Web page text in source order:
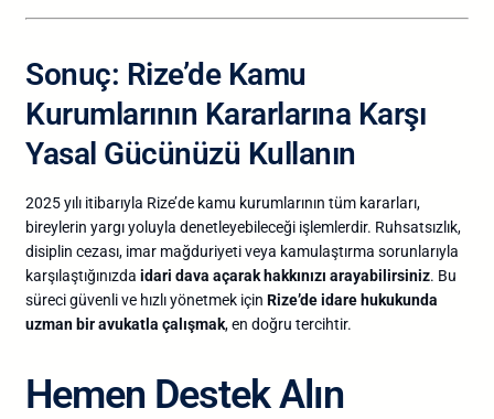
Sonuç: Rize’de Kamu
Kurumlarının Kararlarına Karşı
Yasal Gücünüzü Kullanın
2025yılı itibarıyla Rize’de kamu kurumlarının tüm kararları,
bireylerin yargıyoluyla denetleyebileceği işlemlerdir. Ruhsatsızlık,
disiplin cezası, imar mağduriyetiveya kamulaştırma sorunlarıyla
karşılaştığınızda idari dava açarak hakkınızı arayabilirsiniz. Bu
sürecigüvenlive hızlıyönetmek için Rize’deidare hukukunda
uzman biravukatla çalışmak,en doğru tercihtir.
Hemen Destek Alın